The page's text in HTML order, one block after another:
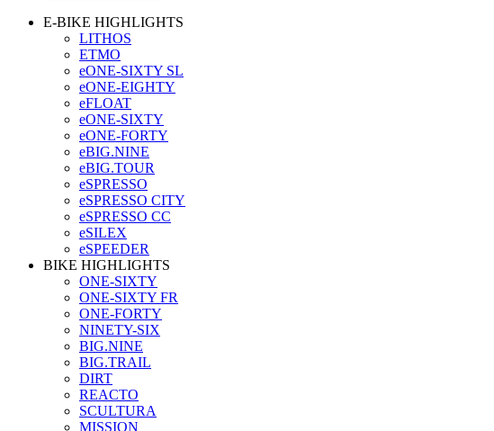
E-BIKE HIGHLIGHTS
LITHOS
ETMO
eONE-SIXTY SL
eONE-EIGHTY
eFLOAT
eONE-SIXTY
eONE-FORTY
eBIG.NINE
eBIG.TOUR
eSPRESSO
eSPRESSO CITY
eSPRESSO CC
eSILEX
eSPEEDER
BIKE HIGHLIGHTS
ONE-SIXTY
ONE-SIXTY FR
ONE-FORTY
NINETY-SIX
BIG.NINE
BIG.TRAIL
DIRT
REACTO
SCULTURA
MISSION